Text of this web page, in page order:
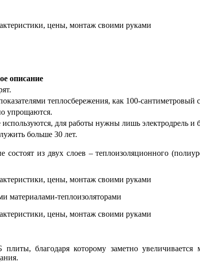
описание
теплосбережения, как 100-сантиметровый
упрощаются.
для работы нужны лишь электродрель и
больше 30 лет.
из двух слоев – теплоизоляционного
материалами-теплоизоляторами
благодаря которому заметно увеличивается